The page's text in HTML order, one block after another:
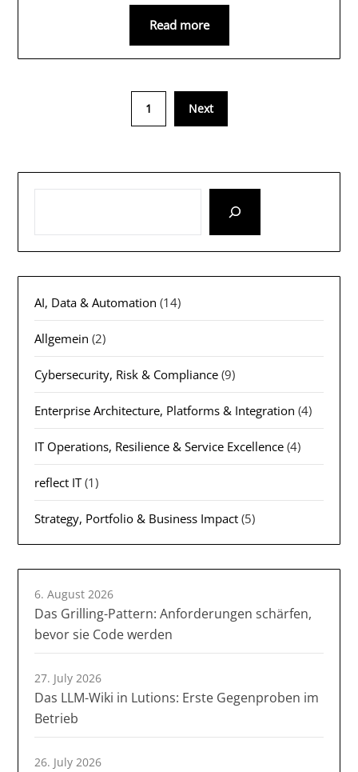
Read more
1 Next
AI, Data & Automation (14)
Allgemein (2)
Cybersecurity, Risk & Compliance (9)
Enterprise Architecture, Platforms & Integration (4)
IT Operations, Resilience & Service Excellence (4)
reflect IT(1)
Strategy, Portfolio & Business Impact (5)
6. August 2026
Das Grilling-Pattern: Anforderungen schärfen,
bevor sie Code werden
27. July 2026
Das LLM-Wiki in Lutions: Erste Gegenproben im
Betrieb
26. July 2026